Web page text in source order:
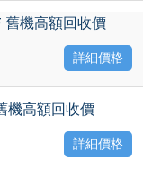
舊機高額回收價
詳細價格
機高額回收價
詳細價格